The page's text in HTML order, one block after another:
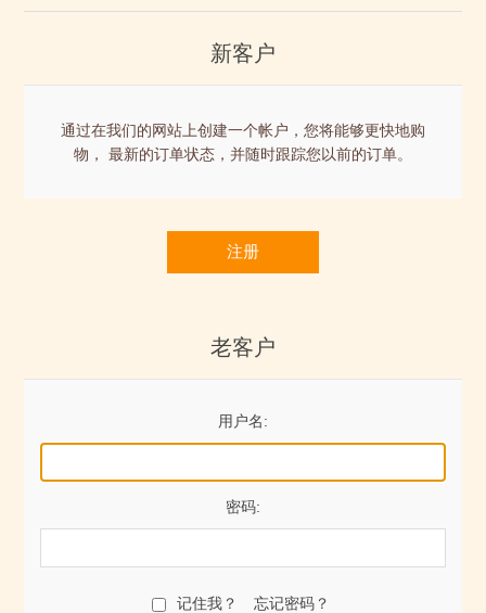
新客户
通过在我们的网站上创建一个帐户，您将能够更快地购
物， 最新的订单状态，并随时跟踪您以前的订单。
注册
老客户
用户名:
密码:
记住我？ 忘记密码？